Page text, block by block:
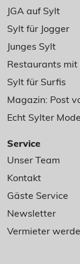
JGA auf Sylt
Sylt für Jogger
Junges Sylt
Restaurants mit
Sylt für Surfis
Magazin: Post
Echt Sylter Mode
Service
Unser Team
Kontakt
Gäste Service
Newsletter
Vermieter